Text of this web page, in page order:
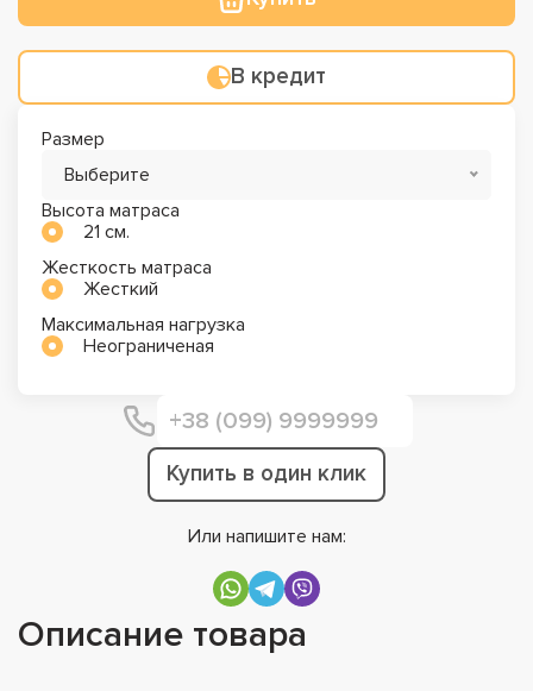
В кредит
Размер
Выберите
Высота матраса
21 см.
Жесткость матраса
Жесткий
Максимальная нагрузка
Неограниченая
Купить в один клик
Или напишите нам:
Описание товара